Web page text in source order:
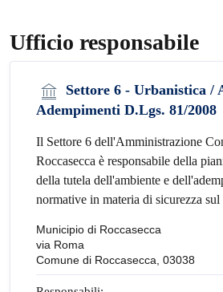
Ufficio responsabile
Settore 6 - Urbanistica /
Adempimenti D.Lgs. 81/2008
Il Settore 6 dell'Amministrazione
Roccasecca è responsabile della
della tutela dell'ambiente e
normative in materia di sicurezza
Municipio di Roccasecca
via Roma
Comune di Roccasecca, 03038